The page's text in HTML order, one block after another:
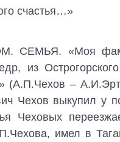
счастья…»
СЕМЬЯ. «Моя
из
(А.П.Чехов –
Чехов выкупил у
Чеховых
имел в